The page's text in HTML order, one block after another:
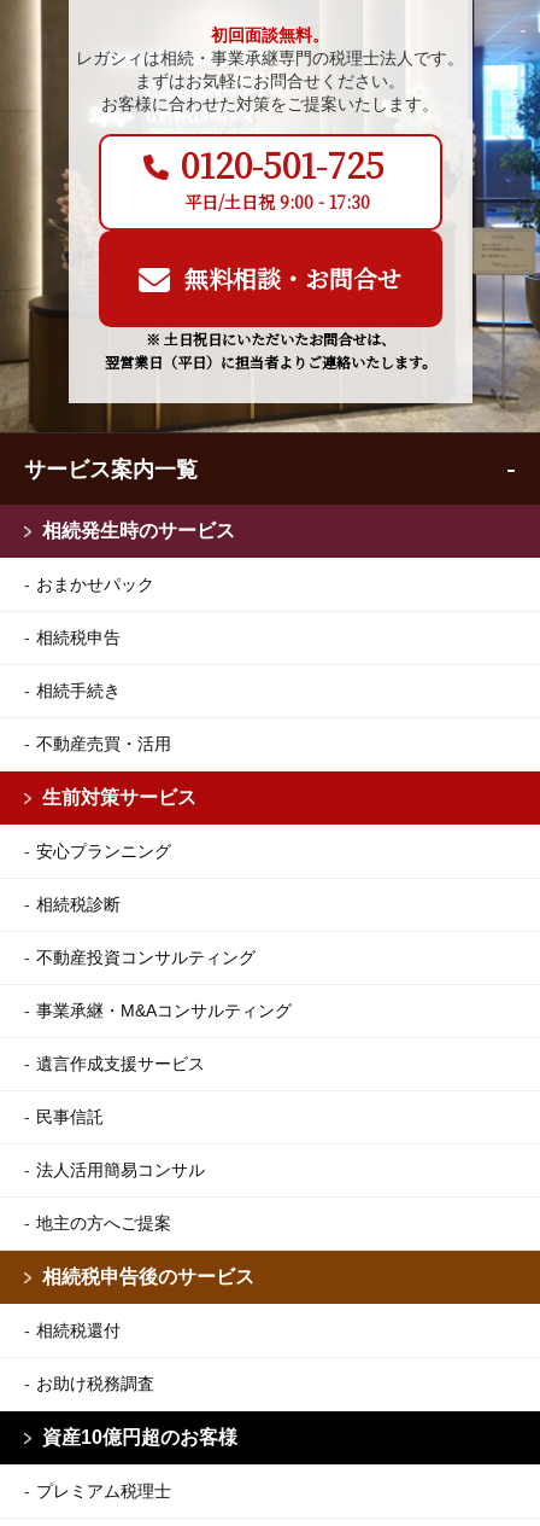
初回面談無料。
レガシィは相続・事業承継専門の税理士法人です。
まずはお気軽にお問合せください。
お客様に合わせた対策をご提案いたします。
0120-501-725
平日/土日祝 9:00 - 17:30
無料相談・お問合せ
※ 土日祝日にいただいたお問合せは、
翌営業日（平日）に担当者よりご連絡いたします。
サービス案内一覧
相続発生時のサービス
おまかせパック
相続税申告
相続手続き
不動産売買・活用
生前対策サービス
安心プランニング
相続税診断
不動産投資コンサルティング
事業承継・M&Aコンサルティング
遺言作成支援サービス
民事信託
法人活用簡易コンサル
地主の方へご提案
相続税申告後のサービス
相続税還付
お助け税務調査
資産10億円超のお客様
プレミアム税理士